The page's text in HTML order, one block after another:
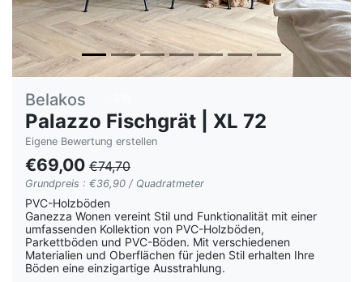
Belakos
Palazzo Fischgrät | XL 72
Eigene Bewertung erstellen
€69,00 €74,70
Grundpreis : €36,90 / Quadratmeter
PVC-Holzböden
Ganezza Wonen vereint Stil und Funktionalität mit einer
umfassenden Kollektion von PVC-Holzböden,
Parkettböden und PVC-Böden. Mit verschiedenen
Materialien und Oberflächen für jeden Stil erhalten Ihre
Böden eine einzigartige Ausstrahlung.